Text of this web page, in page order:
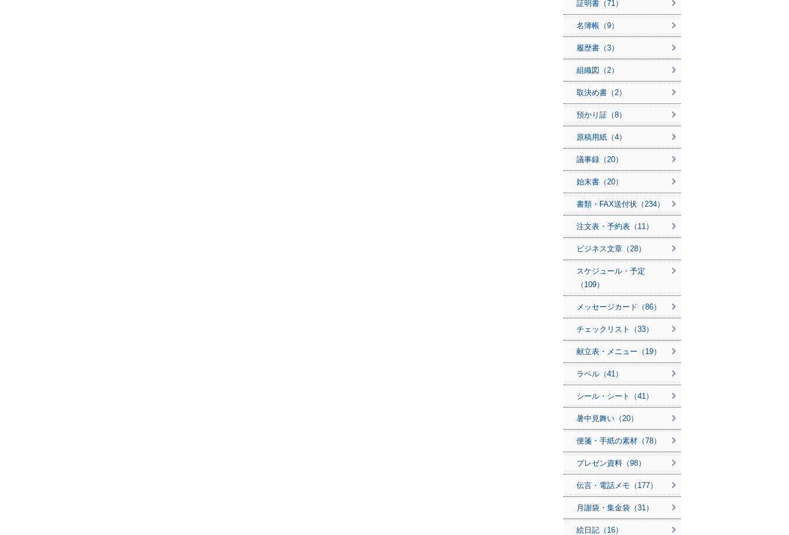
証明書（71）
名簿帳（9）
履歴書（3）
組織図（2）
取決め書（2）
預かり証（8）
原稿用紙（4）
議事録（20）
始末書（20）
書類・FAX送付状（234）
注文表・予約表（11）
ビジネス文章（28）
スケジュール・予定
（109）
メッセージカード（86）
チェックリスト（33）
献立表・メニュー（19）
ラベル（41）
シール・シート（41）
暑中見舞い（20）
便箋・手紙の素材（78）
プレゼン資料（98）
伝言・電話メモ（177）
月謝袋・集金袋（31）
絵日記（16）